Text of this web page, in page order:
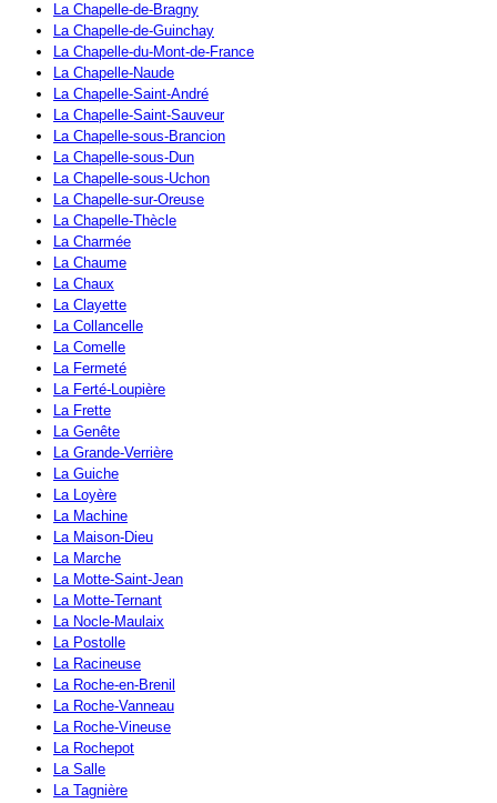
La Chapelle-de-Bragny
La Chapelle-de-Guinchay
La Chapelle-du-Mont-de-France
La Chapelle-Naude
La Chapelle-Saint-André
La Chapelle-Saint-Sauveur
La Chapelle-sous-Brancion
La Chapelle-sous-Dun
La Chapelle-sous-Uchon
La Chapelle-sur-Oreuse
La Chapelle-Thècle
La Charmée
La Chaume
La Chaux
La Clayette
La Collancelle
La Comelle
La Fermeté
La Ferté-Loupière
La Frette
La Genête
La Grande-Verrière
La Guiche
La Loyère
La Machine
La Maison-Dieu
La Marche
La Motte-Saint-Jean
La Motte-Ternant
La Nocle-Maulaix
La Postolle
La Racineuse
La Roche-en-Brenil
La Roche-Vanneau
La Roche-Vineuse
La Rochepot
La Salle
La Tagnière